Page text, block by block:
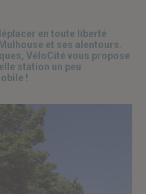
en toute liberté
et ses alentours.
VéloCité vous propose
station un peu
!